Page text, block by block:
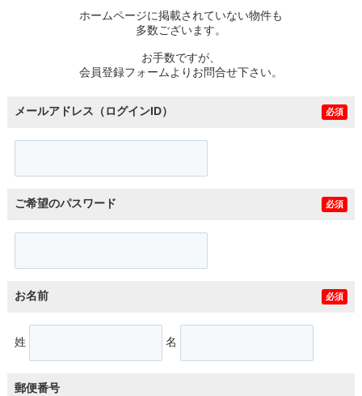
ホームページに掲載されていない物件も
多数ございます。
お手数ですが、
会員登録フォームよりお問合せ下さい。
メールアドレス（ログインID） 必須
ご希望のパスワード 必須
お名前 必須
姓 名
郵便番号